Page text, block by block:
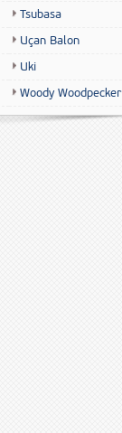
Tsubasa
Uçan Balon
Uki
Woody Woodpecker